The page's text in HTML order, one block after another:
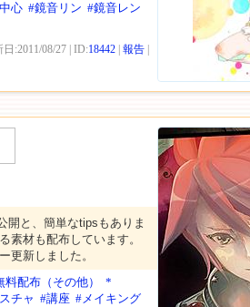
心 #鏡音リン #鏡音レン
日:2011/08/27 | ID:18442 報告
開と、簡単なtipsもありま
素材も配布しています。
更新しました。
料配布（その他）
*
チャ #講座 #メイキング